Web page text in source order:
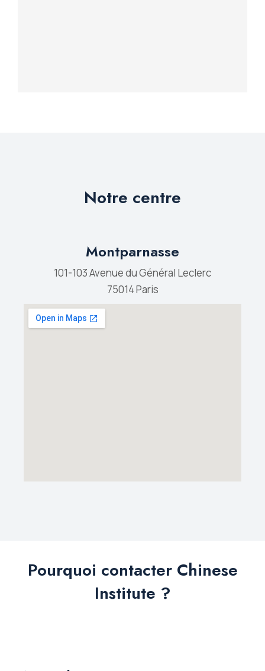
Notre centre
Montparnasse
101-103 Avenue du Général Leclerc
75014 Paris
Pourquoi contacter Chinese
Institute ?